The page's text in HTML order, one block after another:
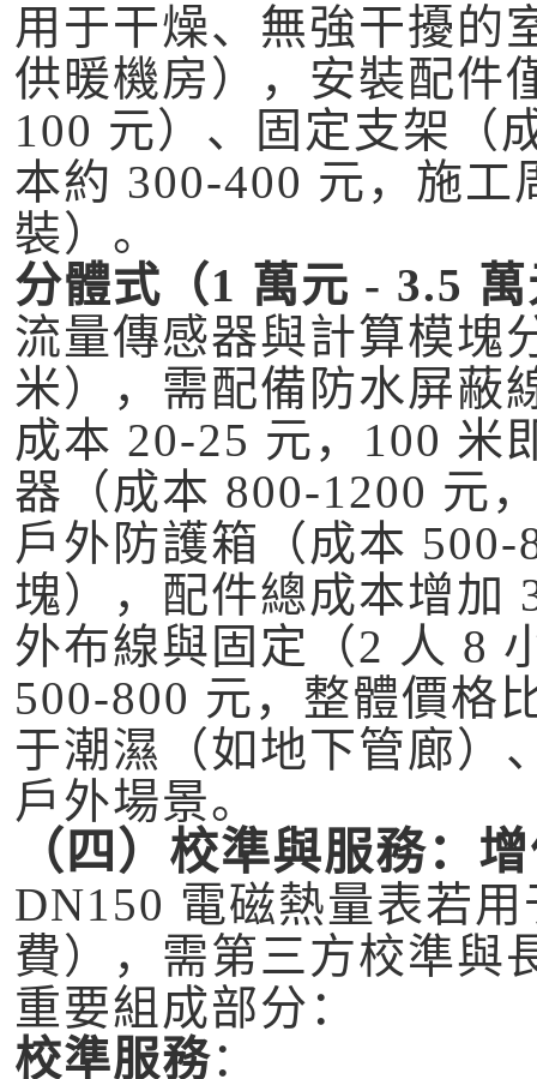
用于干燥、無強干擾的
供暖機房），安裝配件
100 元）、固定支架（
本約 300-400 元，施
裝）。
分體式（1 萬元 - 3.5
流量傳感器與計算模塊
米），需配備防水屏蔽
成本 20-25 元，100 米
器（成本 800-1200 元
戶外防護箱（成本
塊），配件總成本增加
外布線與固定（2 人 8
500-800 元，整體價格
于潮濕（如地下管廊）
戶外場景。
（四）校準與服務：
DN150 電磁熱量表若
費），需第三方校準與
重要組成部分：
校準服務：